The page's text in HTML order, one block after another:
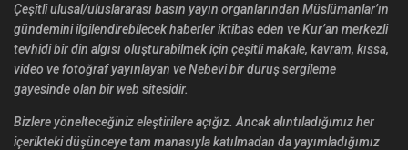
Çeşitli ulusal/uluslararası basın yayın organlarından Müslümanlar’ın
gündemini ilgilendirebilecek haberler iktibas eden ve Kur’an merkezli
tevhidi bir din algısı oluşturabilmek için çeşitli makale, kavram, kıssa,
video ve fotoğraf yayınlayan ve Nebevi bir duruş sergileme
gayesinde olan bir web sitesidir.
Bizlere yönelteceğiniz eleştirilere açığız. Ancak alıntıladığımız her
içerikteki düşünceye tam manasıyla katılmadan da yayımladığımız